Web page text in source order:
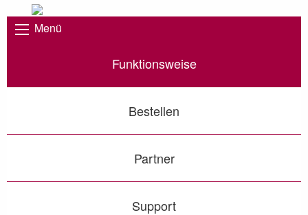
Menü
Funktionsweise
Bestellen
Partner
Support